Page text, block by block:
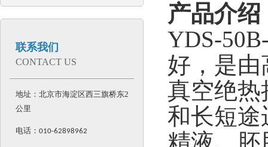
联系我们
CONTACT US
地址：北京市海淀区西三旗桥东2
公里
电话： 010-62898962
产品介绍
YDS-
好，是
真空绝热
和长短途